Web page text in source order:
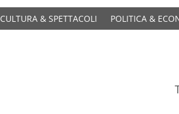
CULTURA & SPETTACOLI POLITICA &